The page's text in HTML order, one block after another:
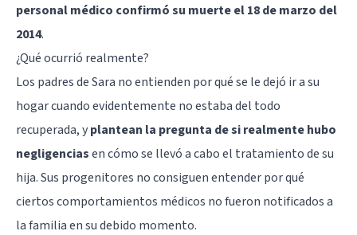
personal médico confirmó su muerte el 18 de marzo del
2014.
¿Qué ocurrió realmente?
Los padres de Sara no entienden por qué se le dejó ir a su
hogar cuando evidentemente no estaba del todo
recuperada, yplantean la pregunta de si realmente hubo
negligenciasen cómo se llevó a cabo el tratamiento de su
hija. Sus progenitores no consiguen entender por qué
ciertos comportamientos médicos no fueron notificados a
la familia en su debido momento.